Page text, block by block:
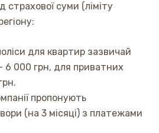
страхової суми (ліміту
для квартир зазвичай
6 000 грн, для приватних
пропонують
(на 3 місяці) з платежами